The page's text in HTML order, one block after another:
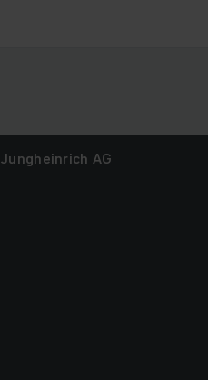
Jungheinrich AG